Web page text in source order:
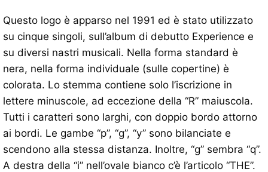
Questo logo è apparso nel 1991 ed è stato utilizzato
su cinque singoli, sull’album di debutto Experience e
su diversi nastri musicali. Nella forma standard è
nera, nella forma individuale (sulle copertine) è
colorata. Lo stemma contiene solo l’iscrizione in
lettere minuscole, ad eccezione della “R” maiuscola.
Tutti i caratteri sono larghi, con doppio bordo attorno
ai bordi. Le gambe “p”, “g”, “y” sono bilanciate e
scendono alla stessa distanza. Inoltre, “g” sembra “q”.
A destra della “i” nell’ovale bianco c’è l’articolo “THE”.